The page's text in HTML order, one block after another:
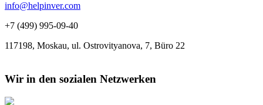
info@helpinver.com
+7 (499) 995-09-40
117198, Moskau, ul. Ostrovityanova, 7, Büro 22
Wir in den sozialen Netzwerken